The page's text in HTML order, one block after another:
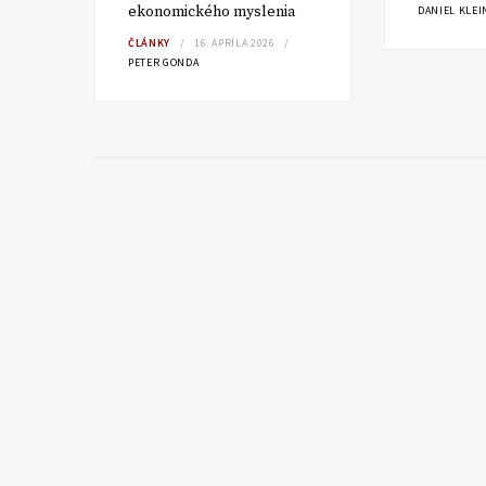
ekonomického myslenia
ČLÁNKY
16. APRÍLA 2026
PETER GONDA
DANIEL